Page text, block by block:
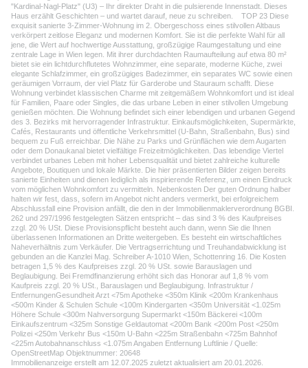
"Kardinal-Nagl-Platz" (U3) – Ihr direkter Draht in die pulsierende Innenstadt. Dieses
Haus erzählt Geschichten – und wartet darauf, neue zu schreiben. TOP 23 Diese
exquisit sanierte 3-Zimmer-Wohnung im 2. Obergeschoss eines stilvollen Altbaus
verkörpert zeitlose Eleganz und modernen Komfort. Sie ist die perfekte Wahl für all
jene, die Wert auf hochwertige Ausstattung, großzügige Raumgestaltung und eine
zentrale Lage in Wien legen. Mit ihrer durchdachten Raumaufteilung auf etwa 80 m²
bietet sie ein lichtdurchflutetes Wohnzimmer, eine separate, moderne Küche, zwei
elegante Schlafzimmer, ein großzügiges Badezimmer, ein separates WC sowie einen
geräumigen Vorraum, der viel Platz für Garderobe und Stauraum schafft. Diese
Wohnung verbindet klassischen Charme mit zeitgemäßem Wohnkomfort und ist ideal
für Familien, Paare oder Singles, die das urbane Leben in einer stilvollen Umgebung
genießen möchten. Die Wohnung befindet sich einer lebendigen und urbanen Gegend
des 3. Bezirks mit hervorragender Infrastruktur. Einkaufsmöglichkeiten, Supermärkte,
Cafés, Restaurants und öffentliche Verkehrsmittel (U-Bahn, Straßenbahn, Bus) sind
bequem zu Fuß erreichbar. Die Nähe zu Parks und Grünflächen wie dem Augarten
oder dem Donaukanal bietet vielfältige Freizeitmöglichkeiten. Das lebendige Viertel
verbindet urbanes Leben mit hoher Lebensqualität und bietet zahlreiche kulturelle
Angebote, Boutiquen und lokale Märkte. Die hier präsentierten Bilder zeigen bereits
sanierte Einheiten und dienen lediglich als inspirierende Referenz, um einen Eindruck
vom möglichen Wohnkomfort zu vermitteln. Nebenkosten Der guten Ordnung halber
halten wir fest, dass, sofern im Angebot nicht anders vermerkt, bei erfolgreichem
Abschlussfall eine Provision anfällt, die den in der Immobilienmaklerverordnung BGBI.
262 und 297/1996 festgelegten Sätzen entspricht – das sind 3 % des Kaufpreises
zzgl. 20 % USt. Diese Provisionspflicht besteht auch dann, wenn Sie die Ihnen
überlassenen Informationen an Dritte weitergeben. Es besteht ein wirtschaftliches
Naheverhältnis zum Verkäufer. Die Vertragserrichtung und Treuhandabwicklung ist
gebunden an die Kanzlei Mag. Schreiber A-1010 Wien, Schottenring 16. Die Kosten
betragen 1,5 % des Kaufpreises zzgl. 20 % USt. sowie Barauslagen und
Beglaubigung. Bei Fremdfinanzierung erhöht sich das Honorar auf 1,8 % vom
Kaufpreis zzgl. 20 % USt., Barauslagen und Beglaubigung. Infrastruktur /
EntfernungenGesundheit Arzt <75m Apotheke <350m Klinik <200m Krankenhaus
<500m Kinder & Schulen Schule <100m Kindergarten <350m Universität <1.025m
Höhere Schule <300m Nahversorgung Supermarkt <150m Bäckerei <100m
Einkaufszentrum <325m Sonstige Geldautomat <200m Bank <200m Post <250m
Polizei <250m Verkehr Bus <150m U-Bahn <225m Straßenbahn <725m Bahnhof
<225m Autobahnanschluss <1.075m Angaben Entfernung Luftlinie / Quelle:
OpenStreetMap Objektnummer: 20648
Immobilienanzeige erstellt am 12.07.2025 zuletzt aktualisiert am 20.01.2026.